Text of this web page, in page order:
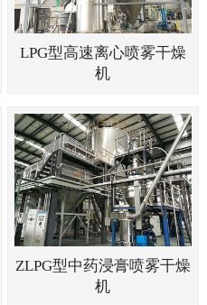
LPG型高速离心喷雾干燥
机
ZLPG型中药浸膏喷雾干燥
机